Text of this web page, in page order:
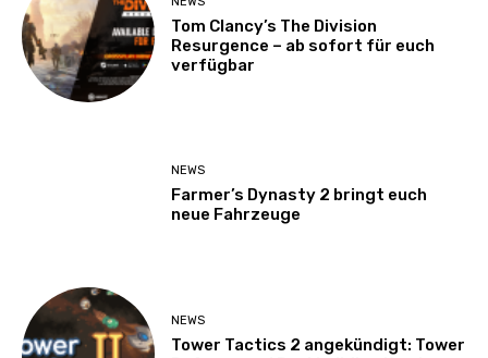
Tom Clancy’s The Division
Resurgence – ab sofort für euch
verfügbar
NEWS
Farmer’s Dynasty 2 bringt euch
neue Fahrzeuge
NEWS
Tower Tactics 2 angekündigt: Tower